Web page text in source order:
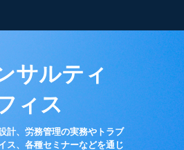
サルティ
ィス
計、労務管理の実務やトラブ
ス、各種セミナーなどを通じ